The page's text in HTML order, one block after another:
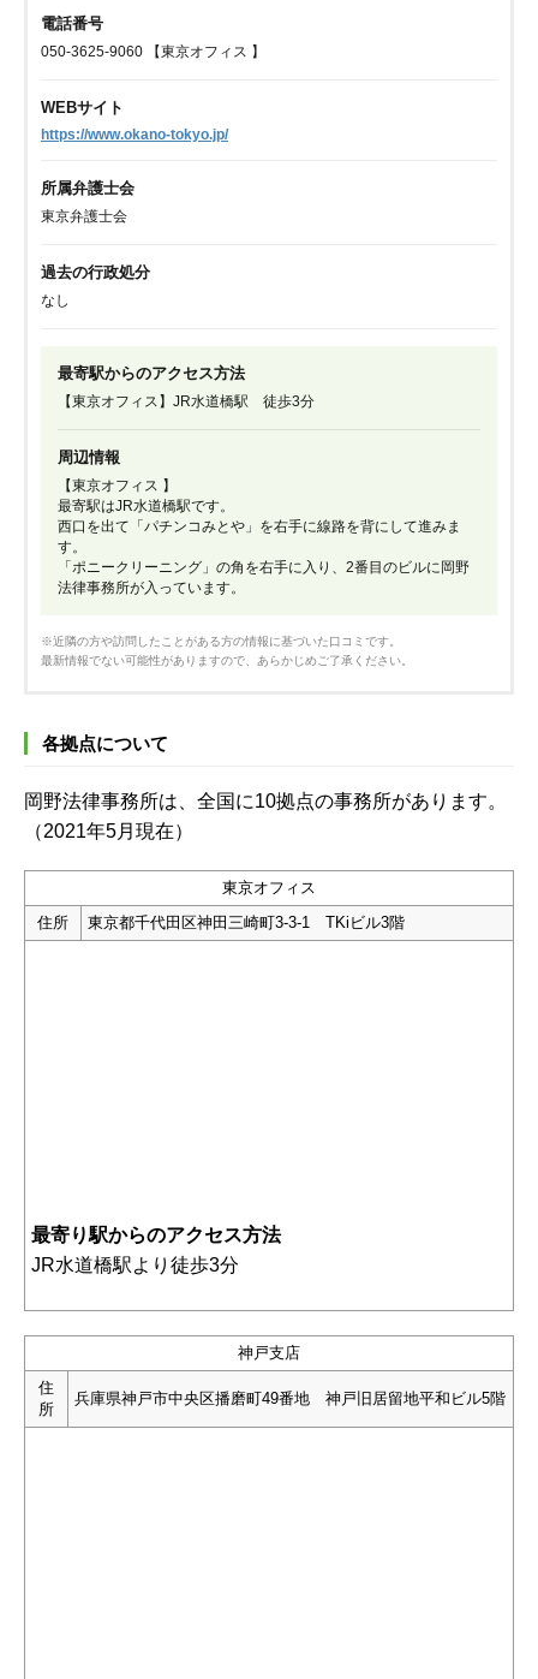
電話番号
050-3625-9060 【東京オフィス 】
WEBサイト
https://www.okano-tokyo.jp/
所属弁護士会
東京弁護士会
過去の行政処分
なし
最寄駅からのアクセス方法
【東京オフィス】JR水道橋駅 徒歩3分
周辺情報
【東京オフィス 】
最寄駅はJR水道橋駅です。
西口を出て「パチンコみとや」を右手に線路を背にして進みま
す。
「ポニークリーニング」の角を右手に入り、2番目のビルに岡野
法律事務所が入っています。
※近隣の方や訪問したことがある方の情報に基づいた口コミです。
最新情報でない可能性がありますので、あらかじめご了承ください。
各拠点について
岡野法律事務所は、全国に10拠点の事務所があります。
（2021年5月現在）
東京オフィス
住所
東京都千代田区神田三崎町3-3-1 TKiビル3階
最寄り駅からのアクセス方法
JR水道橋駅より徒歩3分
神戸支店
住
所
兵庫県神戸市中央区播磨町49番地 神戸旧居留地平和ビル5階